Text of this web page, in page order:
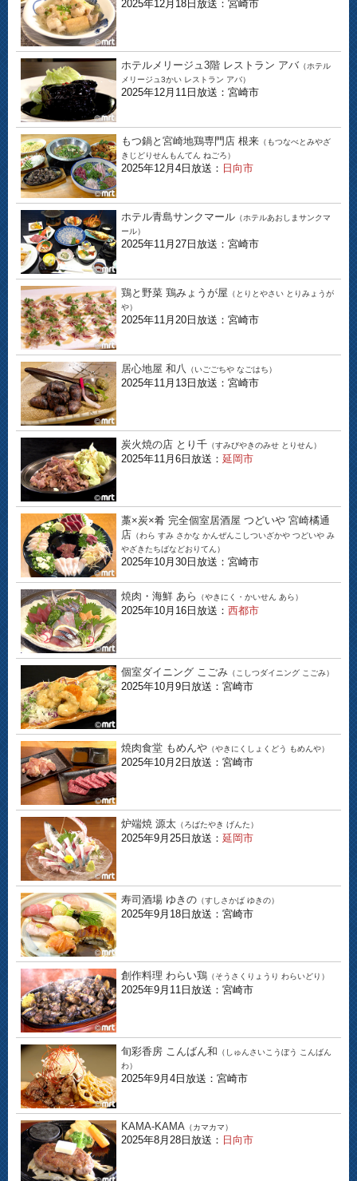
2025年12月18日放送：宮崎市
ホテルメリージュ3階 レストラン アバ （ホテル
メリージュ3かい レストラン アバ）
2025年12月11日放送：宮崎市
もつ鍋と宮崎地鶏専門店 根来 （もつなべとみやざ
きじどりせんもんてん ねごろ）
2025年12月4日放送： 日向市
ホテル青島サンクマール （ホテルあおしまサンクマ
ール）
2025年11月27日放送：宮崎市
鶏と野菜 鶏みょうが屋 （とりとやさい とりみょうが
や）
2025年11月20日放送：宮崎市
居心地屋 和八 （いごごちや なごはち）
2025年11月13日放送：宮崎市
炭火焼の店 とり千 （すみびやきのみせ とりせん）
2025年11月6日放送： 延岡市
藁×炭×肴 完全個室居酒屋 つどいや 宮崎橘通
店 （わら すみ さかな かんぜんこしついざかや つどいや み
やざきたちばなどおりてん）
2025年10月30日放送：宮崎市
焼肉・海鮮 あら （やきにく・かいせん あら）
2025年10月16日放送： 西都市
個室ダイニング こごみ （こしつダイニング こごみ）
2025年10月9日放送：宮崎市
焼肉食堂 もめんや （やきにくしょくどう もめんや）
2025年10月2日放送：宮崎市
炉端焼 源太 （ろばたやき げんた）
2025年9月25日放送： 延岡市
寿司酒場 ゆきの （すしさかば ゆきの）
2025年9月18日放送：宮崎市
創作料理 わらい鶏 （そうさくりょうり わらいどり）
2025年9月11日放送：宮崎市
旬彩香房 こんばん和 （しゅんさいこうぼう こんばん
わ）
2025年9月4日放送：宮崎市
KAMA-KAMA （カマカマ）
2025年8月28日放送： 日向市